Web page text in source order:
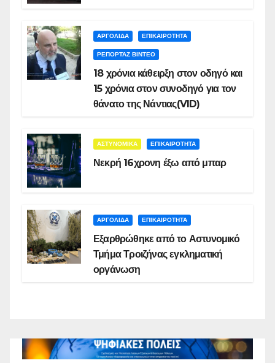
ΑΡΓΟΛΙΔΑ ΕΠΙΚΑΙΡΟΤΗΤΑ
ΡΕΠΟΡΤΑΖ ΒΙΝΤΕΟ
18 χρόνια κάθειρξη στον οδηγό και
15 χρόνια στον συνοδηγό για τον
θάνατο της Νάντιας(VID)
ΑΣΤΥΝΟΜΙΚΑ ΕΠΙΚΑΙΡΟΤΗΤΑ
Νεκρή 16χρονη έξω από μπαρ
ΑΡΓΟΛΙΔΑ ΕΠΙΚΑΙΡΟΤΗΤΑ
Εξαρθρώθηκε από το Αστυνομικό
Τμήμα Τροιζήνας εγκληματική
οργάνωση